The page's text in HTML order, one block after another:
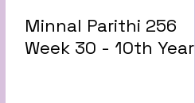
Minnal Parithi 256
Week 30 - 10th Year